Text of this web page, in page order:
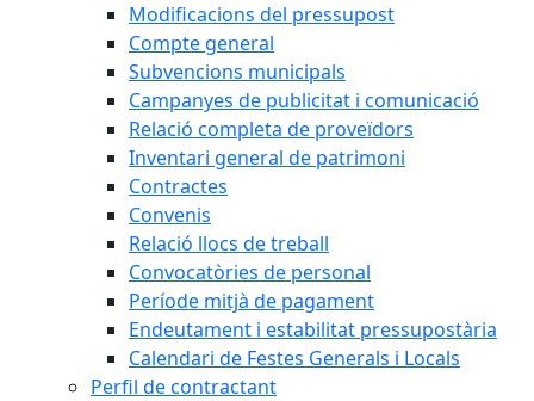
Modificacions del pressupost
Compte general
Subvencions municipals
Campanyes de publicitat i comunicació
Relació completa de proveïdors
Inventari general de patrimoni
Contractes
Convenis
Relació llocs de treball
Convocatòries de personal
Període mitjà de pagament
Endeutament i estabilitat pressupostària
Calendari de Festes Generals i Locals
Perfil de contractant